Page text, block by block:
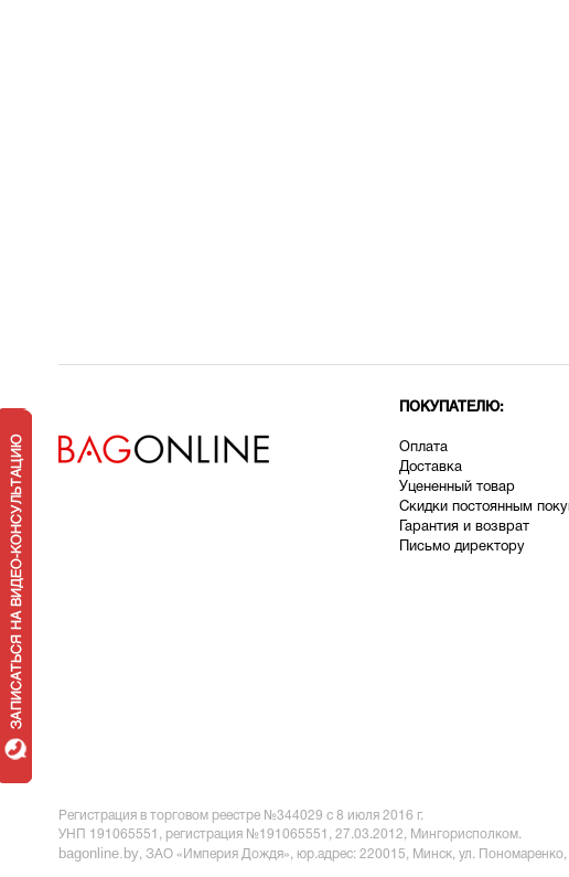
ПОКУПАТЕЛЮ:
Оплата
Доставка
Уцененный товар
Скидки постоянным
Гарантия и возврат
Письмо директору
Регистрация в торговом реестре №344029 с 8 июля 2016 г.
УНП 191065551, регистрация №191065551, 27.03.2012, Мингорисполком.
bagonline.by, ЗАО «Империя Дождя», юр.адрес: 220015, Минск, ул. Пономаренко,